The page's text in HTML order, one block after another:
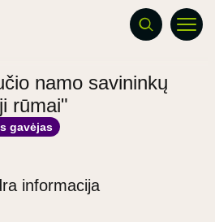
namo savininkų
rūmai"
gavėjas
informacija